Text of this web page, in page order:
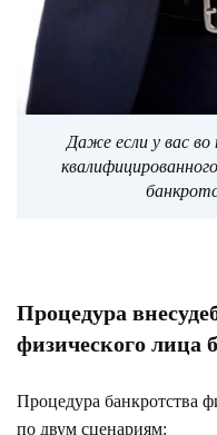
Даже если у вас
Процедура
физического лица
Процедура банкротства
по двум сценариям: